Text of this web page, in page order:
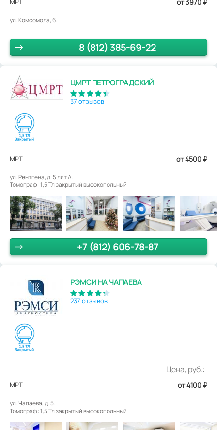
МРТ от 3970 ₽
ул. Комсомола, 6.
8 (812) 385-69-22
ЦМРТ ПЕТРОГРАДСКИЙ
37 отзывов
МРТ от 4500 ₽
ул. Рентгена, д. 5 лит.А.
Томограф: 1,5 Тл закрытый высокопольный
+7 (812) 606-78-87
РЭМСИ НА ЧАПАЕВА
237 отзывов
Цена, руб.:
МРТ от 4100 ₽
ул. Чапаева, д. 5.
Томограф: 1,5 Тл закрытый высокопольный